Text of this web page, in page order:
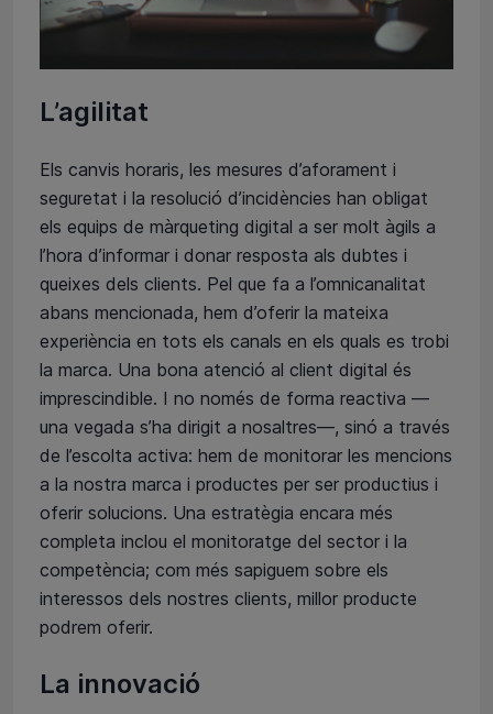
L’agilitat
Els canvis horaris, les mesures d’aforament i
seguretat i la resolució d’incidències han obligat
els equips de màrqueting digital a ser molt àgils a
l’hora d’informar i donar resposta als dubtes i
queixes dels clients. Pel que fa a l’omnicanalitat
abans mencionada, hem d’oferir la mateixa
experiència en tots els canals en els quals es trobi
la marca. Una bona atenció al client digital és
imprescindible. I no només de forma reactiva —
una vegada s’ha dirigit a nosaltres—, sinó a través
de l’escolta activa: hem de monitorar les mencions
a la nostra marca i productes per ser productius i
oferir solucions. Una estratègia encara més
completa inclou el monitoratge del sector i la
competència; com més sapiguem sobre els
interessos dels nostres clients, millor producte
podrem oferir.
La innovació